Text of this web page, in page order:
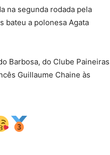
na segunda rodada pela
bateu a polonesa Agata
Barbosa, do Clube Paineiras
Guillaume Chaine às